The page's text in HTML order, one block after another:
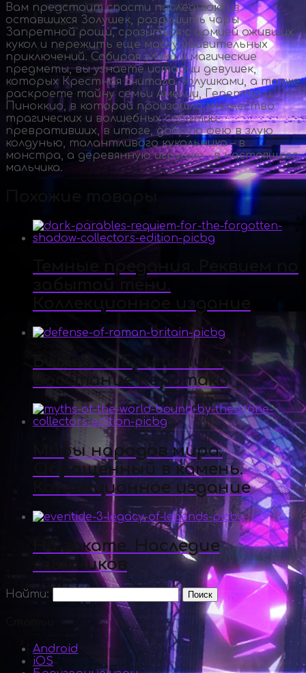
Вам предстоит спасти последнюю из
оставшихся Золушек, разрушить чары
Запретной рощи, сразиться с армией оживших
кукол и пережить еще массу удивительных
приключений. Собирая улики и магические
предметы, вы узнаете истории девушек,
которых Крестная считала Золушками, а также
раскроете тайну семьи Амелии, Гепетто и
Пиноккио, в которой произошло множество
трагических и волшебных событий,
превративших, в итоге, добрую фею в злую
колдунью, талантливого кукольника – в
монстра, а деревянную игрушку – в настоящего
мальчика.
Битва за Британию.
Восстание Каратака
Мифы народов мира.
Обращенный в камень.
Коллекционное издание
На закате. Наследие
язычников
Найти:
Android
iOS